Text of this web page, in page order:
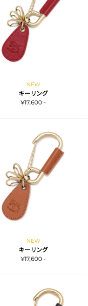
NEW
キーリング
¥17,600 -
NEW
キーリング
¥17,600 -